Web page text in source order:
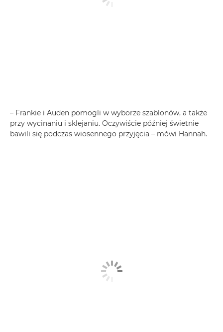
– Frankie i Auden pomogli w wyborze szablonów, a także
przy wycinaniu i sklejaniu. Oczywiście później świetnie
bawili się podczas wiosennego przyjęcia – mówi Hannah.